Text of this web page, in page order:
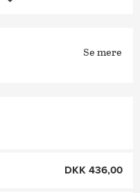
Se mere
DKK 436,00